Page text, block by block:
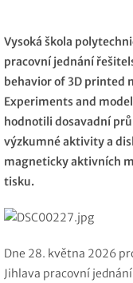
Vysoká škola
pracovní jednání
behavior of 3D printed
Experiments and
hodnotili dosavadní
výzkumné aktivity a
magneticky aktivních
tisku.
Dne 28. května 2026
Jihlava pracovní